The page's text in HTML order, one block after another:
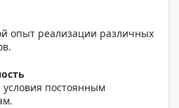
опыт реализации различных
постоянным